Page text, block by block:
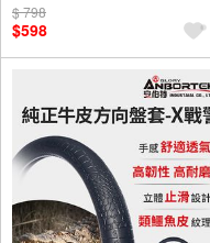
$ 798
$598